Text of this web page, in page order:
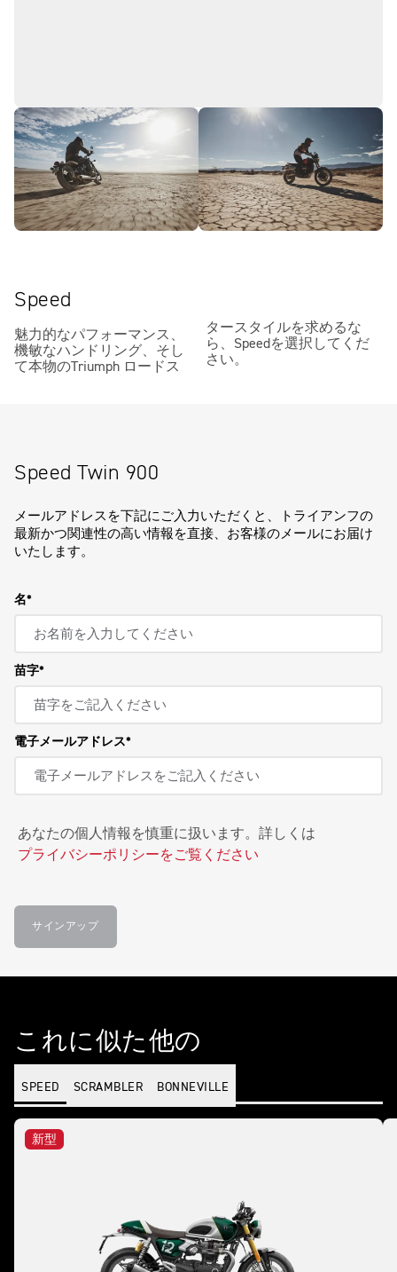
Speed
魅力的なパフォーマンス、
機敏なハンドリング、そし
て本物のTriumph ロードス
タースタイルを求めるな
ら、Speedを選択してくだ
さい。
Speed Twin 900
メールアドレスを下記にご入力いただくと、トライアンフの
最新かつ関連性の高い情報を直接、お客様のメールにお届け
いたします。
名
苗字
電子メールアドレス
あなたの個人情報を慎重に扱います。詳しくは
プライバシーポリシーをご覧ください
サインアップ
これに似た他の
SPEED SCRAMBLER BONNEVILLE
新型